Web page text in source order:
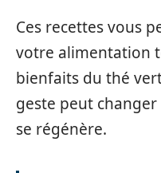
Ces recettes vous
votre alimentation
bienfaits du thé
geste peut
se régénère.